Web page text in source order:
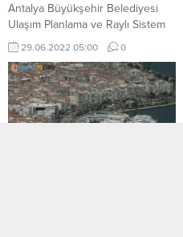
Antalya Büyükşehir Belediyesi
Ulaşım Planlama ve Raylı Sistem
Dairesi Başkanlığı UKOME Şube
Müdürlüğünün sekretaryasının
yürüttüğü Ulaşım ...
29.06.2022 05:00 0